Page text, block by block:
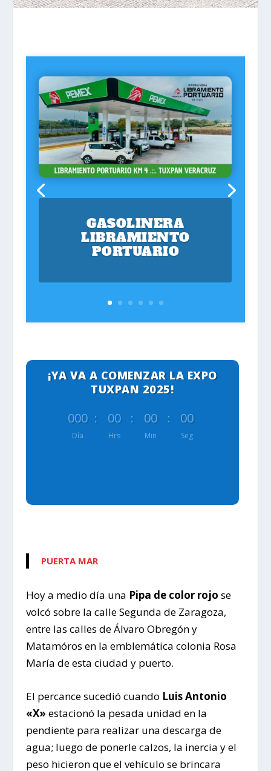
GASOLINERA
LIBRAMIENTO
PORTUARIO
¡YA VA A COMENZAR LA EXPO
TUXPAN 2025!
000
Día
: 00
Hrs
: 00
Min
: 00
Seg
PUERTA MAR
Hoy a medio día una Pipa de color rojo se
volcó sobre la calle Segunda de Zaragoza,
entre las calles de Álvaro Obregón y
Matamóros en la emblemática colonia Rosa
María de esta ciudad y puerto.
El percance sucedió cuando Luis Antonio
«X» estacionó la pesada unidad en la
pendiente para realizar una descarga de
agua; luego de ponerle calzos, la inercia y el
peso hicieron que el vehículo se brincara